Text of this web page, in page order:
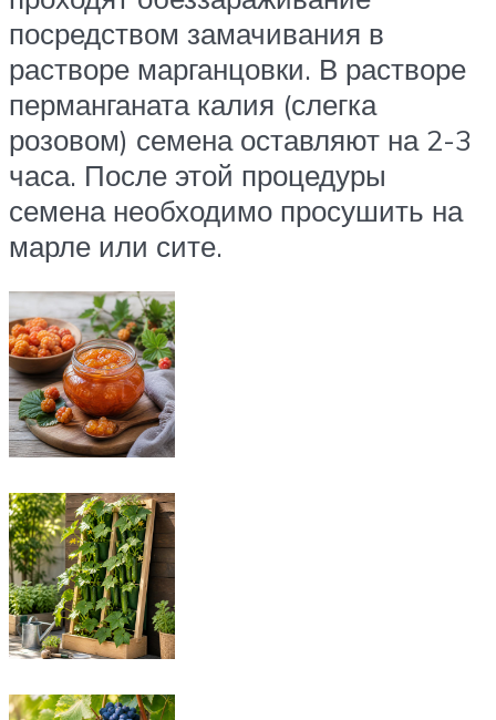
посредством замачивания в
растворе марганцовки. В растворе
перманганата калия (слегка
розовом) семена оставляют на 2-3
часа. После этой процедуры
семена необходимо просушить на
марле или сите.